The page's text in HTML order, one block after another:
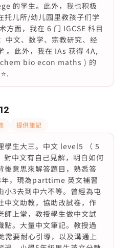
的学生。此外，我也积极
托儿所/幼儿园里教孩子们学
面，我在 6 门 IGCSE 科目
中文、数学、宗教研究、经
。此外，我在 IAs 获得 4A,
bio econ maths ) 的
提供筆記
學生大三。中文 level5 （ 5
對中文有自己見解，明白如何
後意思來解答題目，熟悉答
年，現為parttime 英文補習
小3去到中六不等。曾經為屯
中文助教，協助改試卷，作
師上堂，教授學生做中文試
點。大量中文筆記。教授過
需要耐心引導，以及溝通上